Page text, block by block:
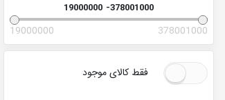
19000000 378001000
19000000 378001000
فقط کالای موجود